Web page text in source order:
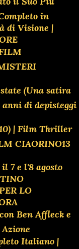
in
di Visione |
(Una satira
di depisteggi
| Film Thriller
CIAORINO13
7 e l'8 agosto
LO
Ben Affleck e
Italiano |